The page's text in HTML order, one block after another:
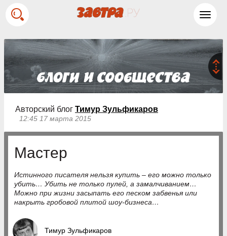
Авторский блог Тимур Зульфикаров
12:45 17 марта 2015
Мастер
Истинного писателя нельзя купить – его можно только
убить… Убить не только пулей, а замалчиванием…
Можно при жизни засыпать его песком забвенья или
накрыть гробовой плитой шоу-бизнеса…
Тимур Зульфикаров